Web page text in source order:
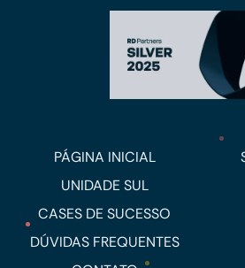
PÁGINA INICIAL
UNIDADE SUL
CASES DE SUCESSO
DÚVIDAS FREQUENTES